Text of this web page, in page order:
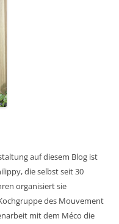
auf diesem Blog ist
die selbst seit 30
organisiert sie
des Mouvement
mit dem Méco die